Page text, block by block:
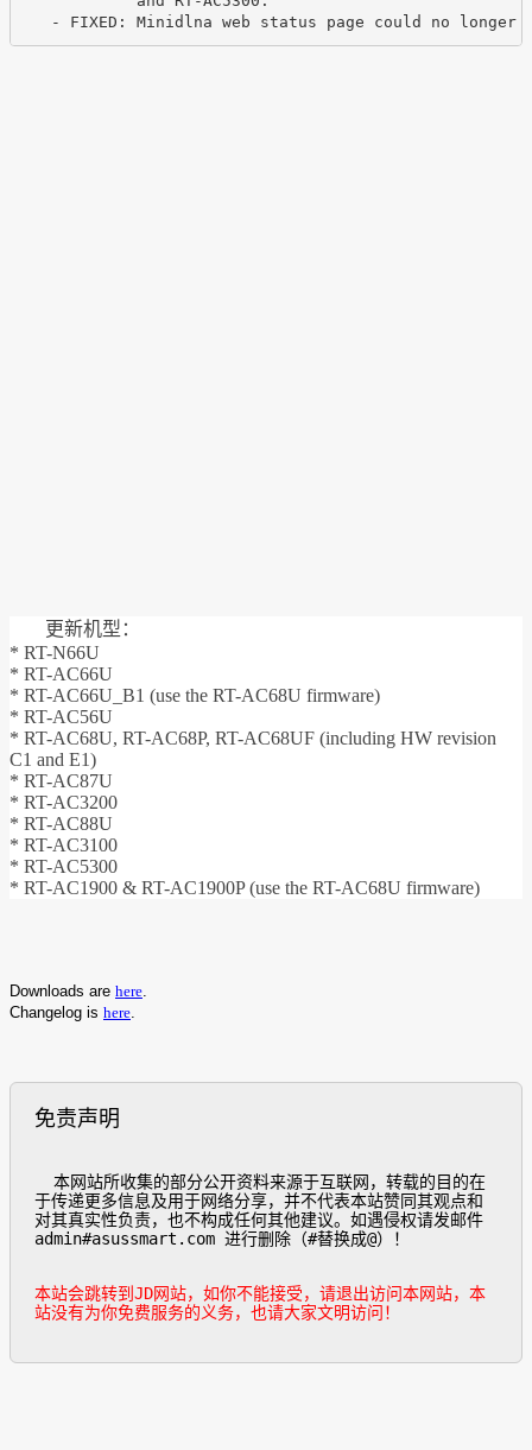
- FIXED: Minidlna web status page could no longer
更新机型：
* RT-N66U
* RT-AC66U
* RT-AC66U_B1 (use the RT-AC68U firmware)
* RT-AC56U
* RT-AC68U, RT-AC68P, RT-AC68UF (including HW revision
C1 and E1)
* RT-AC87U
* RT-AC3200
* RT-AC88U
* RT-AC3100
* RT-AC5300
* RT-AC1900 & RT-AC1900P (use the RT-AC68U firmware)
Downloads are here
Changelog is here
免责声明
于传递更多信息及用于网络分享，并不代表本站赞同其观点和
对其真实性负责，也不构成任何其他建议。如遇侵权请发邮件
admin#asussmart.com 进行删除（#替换成@）！
本站会跳转到JD网站，如你不能接受，请退出访问本网站，本
站没有为你免费服务的义务，也请大家文明访问！